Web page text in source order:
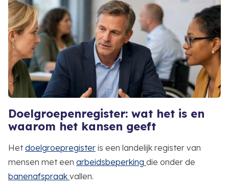
Doelgroepenregister: wat het is en
waarom het kansen geeft
Hetdoelgroepregister is een landelijk register van
mensen met een arbeidsbeperking die onder de
banenafspraak vallen.